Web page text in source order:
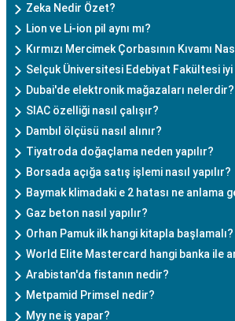
Zeka Nedir Özet?
Lion ve Li-ion pil aynı mı?
Kırmızı Mercimek Çorbasının Kıvamı
Selçuk Üniversitesi Edebiyat Fakültesi iyi
Dubai'de elektronik mağazaları nelerdir?
SIAC özelliği nasıl çalışır?
Dambıl ölçüsü nasıl alınır?
Tiyatroda doğaçlama neden yapılır?
Borsada açığa satış işlemi nasıl yapılır?
Baymak klimadaki e 2 hatası ne anlama
Gaz beton nasıl yapılır?
Orhan Pamuk ilk hangi kitapla başlamalı?
World Elite Mastercard hangi banka ile
Arabistan'da fistanın nedir?
Metpamid Primsel nedir?
Myy ne iş yapar?